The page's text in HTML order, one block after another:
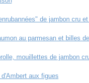
de jambon cru
au parmesan et billes
mouillettes de jambon
aux figues